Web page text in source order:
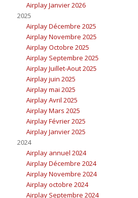
Airplay Janvier 2026
2025
Airplay Décembre 2025
Airplay Novembre 2025
Airplay Octobre 2025
Airplay Septembre 2025
Airplay Juillet-Aout 2025
Airplay juin 2025
Airplay mai 2025
Airplay Avril 2025
Airplay Mars 2025
Airplay Février 2025
Airplay Janvier 2025
2024
Airplay annuel 2024
Airplay Décembre 2024
Airplay Novembre 2024
Airplay octobre 2024
Airplay Septembre 2024